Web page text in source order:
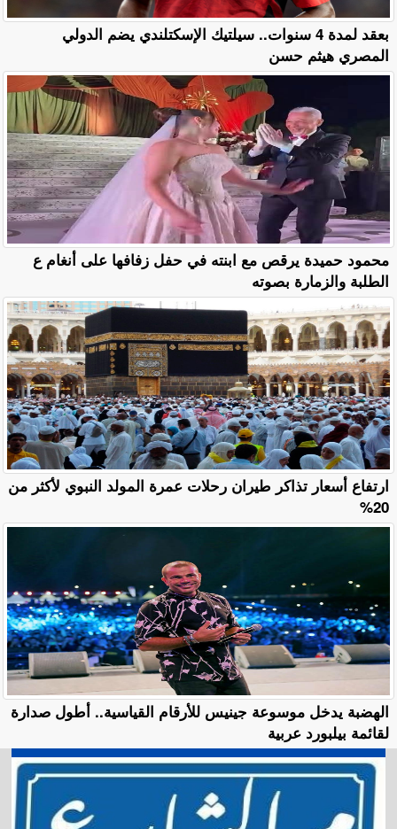
بعقد لمدة 4 سنوات.. سيلتيك الإسكتلندي يضم الدولي
المصري هيثم حسن
محمود حميدة يرقص مع ابنته في حفل زفافها على أنغام ع
الطلبة والزمارة بصوته
ارتفاع أسعار تذاكر طيران رحلات عمرة المولد النبوي لأكثر من
20%
الهضبة يدخل موسوعة جينيس للأرقام القياسية.. أطول صدارة
لقائمة بيلبورد عربية